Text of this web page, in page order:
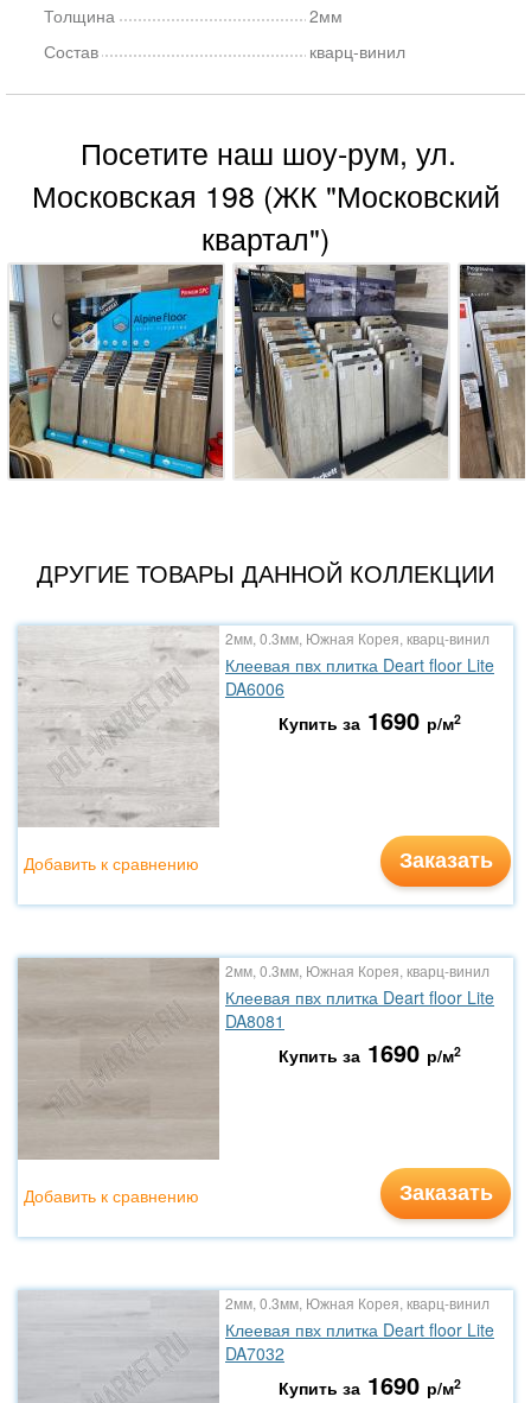
Толщина
2мм
Состав
кварц-винил
Посетите наш шоу-рум, ул.
Московская 198 (ЖК "Московский
квартал")
ДРУГИЕ ТОВАРЫ ДАННОЙ КОЛЛЕКЦИИ
2мм, 0.3мм, Южная Корея, кварц-винил
Клеевая пвх плитка Deart floor Lite
DA6006
Купить за 1690 р/м2
Заказать
Добавить к сравнению
2мм, 0.3мм, Южная Корея, кварц-винил
Клеевая пвх плитка Deart floor Lite
DA8081
Купить за 1690 р/м2
Заказать
Добавить к сравнению
2мм, 0.3мм, Южная Корея, кварц-винил
Клеевая пвх плитка Deart floor Lite
DA7032
Купить за 1690 р/м2